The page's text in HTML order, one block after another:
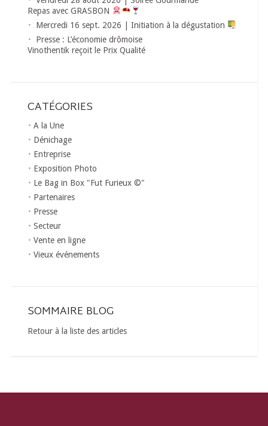
Repas avec GRASBON
Mercredi 16 sept. 2026 | Initiation à la dégustation
Presse : L’économie drômoise
Vinothentik reçoit le Prix Qualité
CATÉGORIES
A la Une
Dénichage
Entreprise
Exposition Photo
Le Bag in Box "Fut Furieux ©"
Partenaires
Presse
Secteur
Vente en ligne
Vieux événements
SOMMAIRE BLOG
Retour à la liste des articles